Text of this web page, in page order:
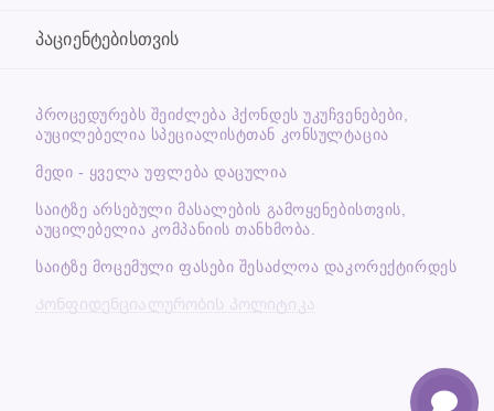
პაციენტებისთვის
ᲞᲠᲝᲪᲔᲓᲣᲠᲔᲑᲡ ᲨᲔᲘᲫᲚᲔᲑᲐ ᲰᲥᲝᲜᲓᲔᲡ ᲣᲙᲣᲩᲕᲔᲜᲔᲑᲔᲑᲘ,
ᲐᲣᲪᲘᲚᲔᲑᲔᲚᲘᲐ ᲡᲞᲔᲪᲘᲐᲚᲘᲡᲢᲗᲐᲜ ᲙᲝᲜᲡᲣᲚᲢᲐᲪᲘᲐ
მედი - ყველა უფლება დაცულია
საიტზე არსებული მასალების გამოყენებისთვის,
აუცილებელია კომპანიის თანხმობა.
საიტზე მოცემული ფასები შესაძლოა დაკორექტირდეს
Კონფიდენციალურობის პოლიტიკა